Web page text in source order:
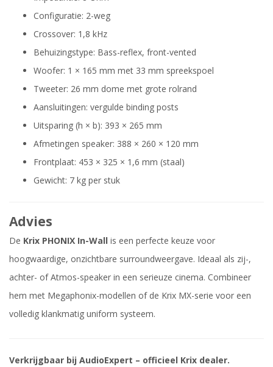
Configuratie: 2-weg
Crossover: 1,8 kHz
Behuizingstype: Bass-reflex, front-vented
Woofer: 1 × 165 mm met 33 mm spreekspoel
Tweeter: 26 mm dome met grote rolrand
Aansluitingen: vergulde binding posts
Uitsparing (h × b): 393 × 265 mm
Afmetingen speaker: 388 × 260 × 120 mm
Frontplaat: 453 × 325 × 1,6 mm (staal)
Gewicht: 7 kg per stuk
Advies
De Krix PHONIX In-Wall is een perfecte keuze voor
hoogwaardige, onzichtbare surroundweergave. Ideaal als zij-,
achter- of Atmos-speaker in een serieuze cinema. Combineer
hem met Megaphonix-modellen of de Krix MX-serie voor een
volledig klankmatig uniform systeem.
Verkrijgbaar bij AudioExpert – officieel Krix dealer.